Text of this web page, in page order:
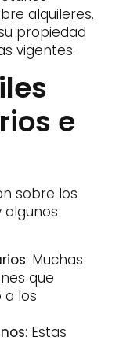
alquileres.
propiedad
vigentes.
e
sobre los
algunos
: Muchas
que
a los
: Estas